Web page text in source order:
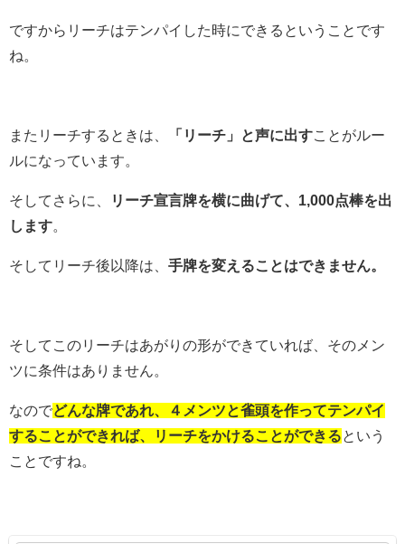
ですからリーチはテンパイした時にできるということです
ね。
またリーチするときは、 「リーチ」と声に出すことがルー
ルになっています。
そしてさらに、
リーチ宣言牌を横に曲げて、1,000点棒を出
します。
そしてリーチ後以降は、 手牌を変えることはできません。
そしてこのリーチはあがりの形ができていれば、そのメン
ツに条件はありません。
なのでどんな牌であれ、４メンツと雀頭を作ってテンパイ
することができれば、リーチをかけることができるという
ことですね。